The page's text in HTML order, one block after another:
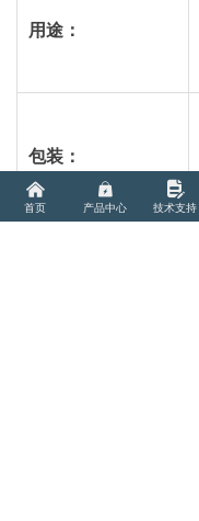
用途：
包装：
낀
首页
낆
产品中心
넖
技术支持